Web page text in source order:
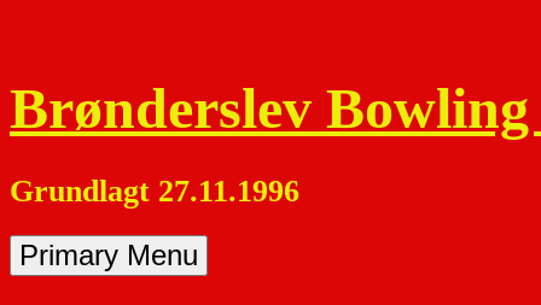
content
Brønderslev
Grundlagt 27.11.1996
Primary Menu